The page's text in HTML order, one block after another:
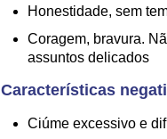
Honestidade, sem
Coragem, bravura.
assuntos delicados
Características
Ciúme excessivo e